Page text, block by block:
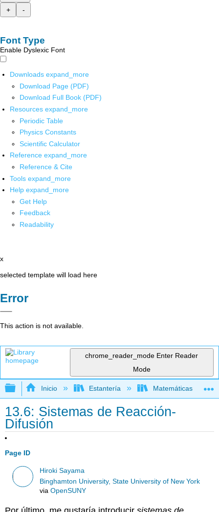
+
-
Font Type
Enable Dyslexic Font
Downloads expand_more
Download Page (PDF)
Download Full Book (PDF)
Resources expand_more
Periodic Table
Physics Constants
Scientific Calculator
Reference expand_more
Reference & Cite
Tools expand_more
Help expand_more
Get Help
Feedback
Readability
x
selected template will load here
Error
This action is not available.
chrome_reader_mode Enter Reader
Mode
Expandir/contraer jerarquía global
Inicio Estantería Matemáticas
13.6: Sistemas de Reacción-
Difusión
Page ID
Hiroki Sayama
Binghamton University, State University of New York
viaOpenSUNY